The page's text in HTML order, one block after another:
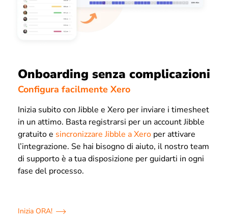
Onboarding senza complicazioni
Configura facilmente Xero
Inizia subito con Jibble e Xero per inviare i timesheet
in un attimo. Basta registrarsi per un account Jibble
gratuito e sincronizzare Jibble a Xero per attivare
l’integrazione. Se hai bisogno di aiuto, il nostro team
di supporto è a tua disposizione per guidarti in ogni
fase del processo.
Inizia ORA!